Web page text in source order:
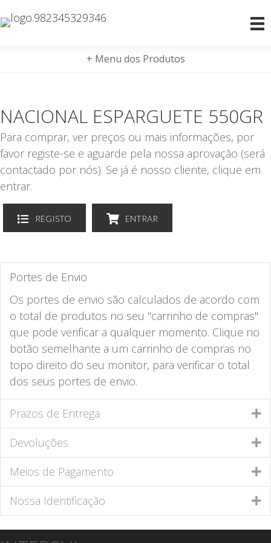
+ Menu dos Produtos
NACIONAL ESPARGUETE 550GR
Para comprar, ver preços ou mais informações, por
favor registe-se e aguarde pela nossa aprovação (será
contactado por nós). Se já é nosso cliente, clique em
entrar.
REGISTO ENTRAR
Portes de Envio
Os portes de envio são calculados de acordo com
o total de produtos no seu "carrinho de compras"
que pode verificar a qualquer momento. Clique no
botão semelhante a um carrinho de compras no
topo direito do seu monitor, para verificar o total
dos seus portes de envio.
Prazos de Entrega
Devoluções
Meios de Pagamento
Nossa Identificação